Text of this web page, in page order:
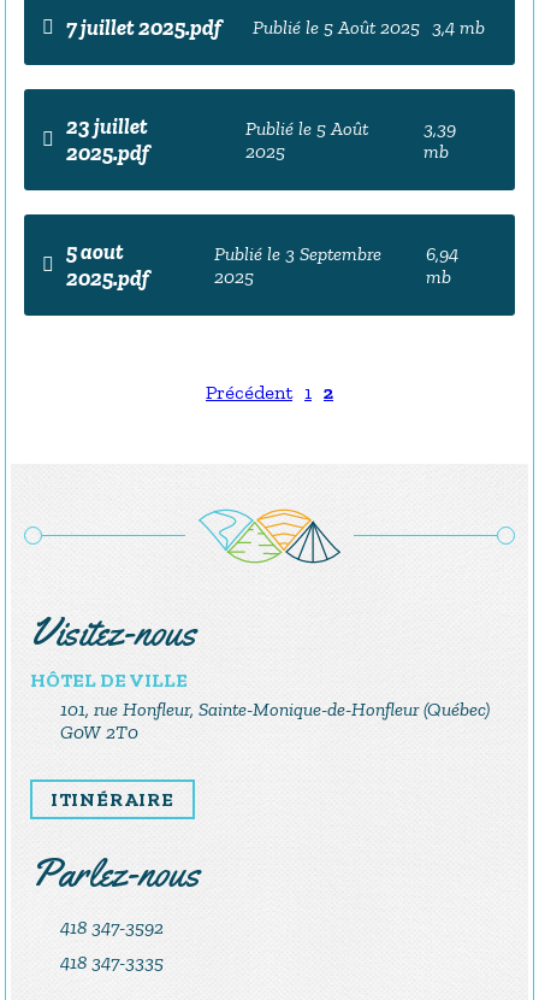
7 juillet 2025.pdf Publié le 5 Août 2025 3,4 mb
23 juillet
2025.pdf
Publié le 5 Août
2025
3,39
mb
5 aout
2025.pdf
Publié le 3 Septembre
2025
6,94
mb
Précédent 1 2
Visitez-nous
HÔTEL DE VILLE
101, rue Honfleur, Sainte-Monique-de-Honfleur (Québec)
G0W 2T0
ITINÉRAIRE
Parlez-nous
418 347-3592
418 347-3335